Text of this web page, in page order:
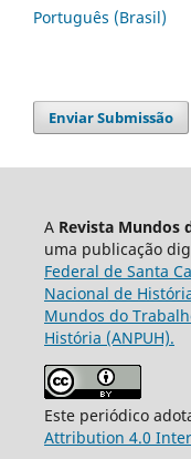
Português (Brasil)
Enviar Submissão
A Revista Mundos
uma publicação
Federal de Santa
Nacional de
Mundos do
História (ANPUH).
Este periódico
Attribution 4.0